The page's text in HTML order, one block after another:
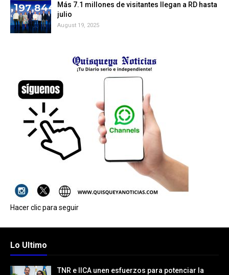
Más 7.1 millones de visitantes llegan a RD hasta
julio
August 19, 2025
Hacer clic para seguir
Lo Ultimo
TNR e IICA unen esfuerzos para potenciar la